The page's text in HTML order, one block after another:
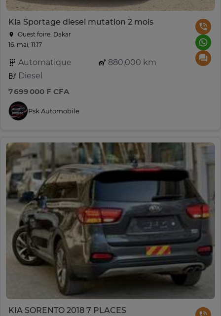
Kia Sportage diesel mutation 2 mois
Ouest foire, Dakar
16. mai, 11:17
Automatique
880,000 km
Diesel
7 699 000 F CFA
Psk Automobile
KIA SORENTO 2018 7 PLACES